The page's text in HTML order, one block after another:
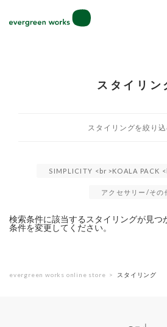
2027年ご入学用ランドセル受注
スタイリン
SIMPLICITY <br>KOALA PACK
アクセサリー/その
検索条件に該当するスタイリングが見つ
条件を変更してください。
evergreen works online store スタイリング